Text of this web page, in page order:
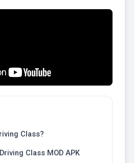
Class?
Class MOD APK